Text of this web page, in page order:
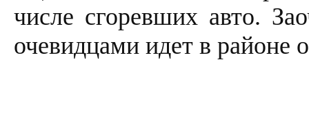
числе сгоревших авто.
очевидцами идет в районе